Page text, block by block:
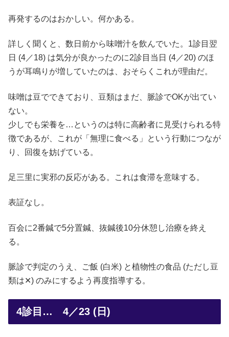
再発するのはおかしい。何かある。
詳しく聞くと、数日前から味噌汁を飲んでいた。1診目翌
日 (4／18) は気分が良かったのに2診目当日 (4／20) のほ
うが耳鳴りが増していたのは、おそらくこれが理由だ。
味噌は豆でできており、豆類はまだ、脈診でOKが出てい
ない。
少しでも栄養を…というのは特に高齢者に見受けられる特
徴であるが、これが「無理に食べる」という行動につなが
り、回復を妨げている。
足三里に実邪の反応がある。これは食滞を意味する。
表証なし。
百会に2番鍼で5分置鍼、抜鍼後10分休憩し治療を終え
る。
脈診で判定のうえ、ご飯 (白米) と植物性の食品 (ただし豆
類は✕) のみにするよう再度指導する。
4診目… 4／23 (日)